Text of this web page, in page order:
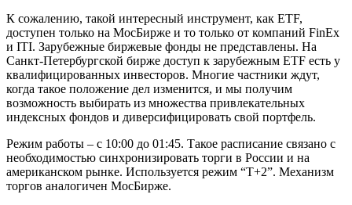
К сожалению, такой интересный инструмент, как ETF,
доступен только на МосБирже и то только от компаний FinEx
и ITI. Зарубежные биржевые фонды не представлены. На
Санкт-Петербургской бирже доступ к зарубежным ETF есть у
квалифицированных инвесторов. Многие частники ждут,
когда такое положение дел изменится, и мы получим
возможность выбирать из множества привлекательных
индексных фондов и диверсифицировать свой портфель.
Режим работы – с 10:00 до 01:45. Такое расписание связано с
необходимостью синхронизировать торги в России и на
американском рынке. Используется режим “Т+2”. Механизм
торгов аналогичен МосБирже.